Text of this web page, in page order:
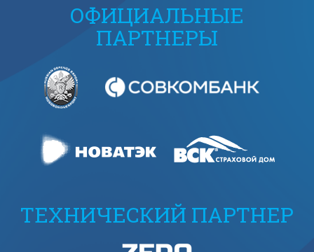
ОФИЦИАЛЬНЫЕ
ПАРТНЕРЫ
ТЕХНИЧЕСКИЙ ПАРТНЕР